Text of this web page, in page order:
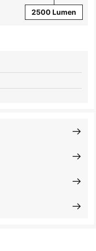
2500 Lumen